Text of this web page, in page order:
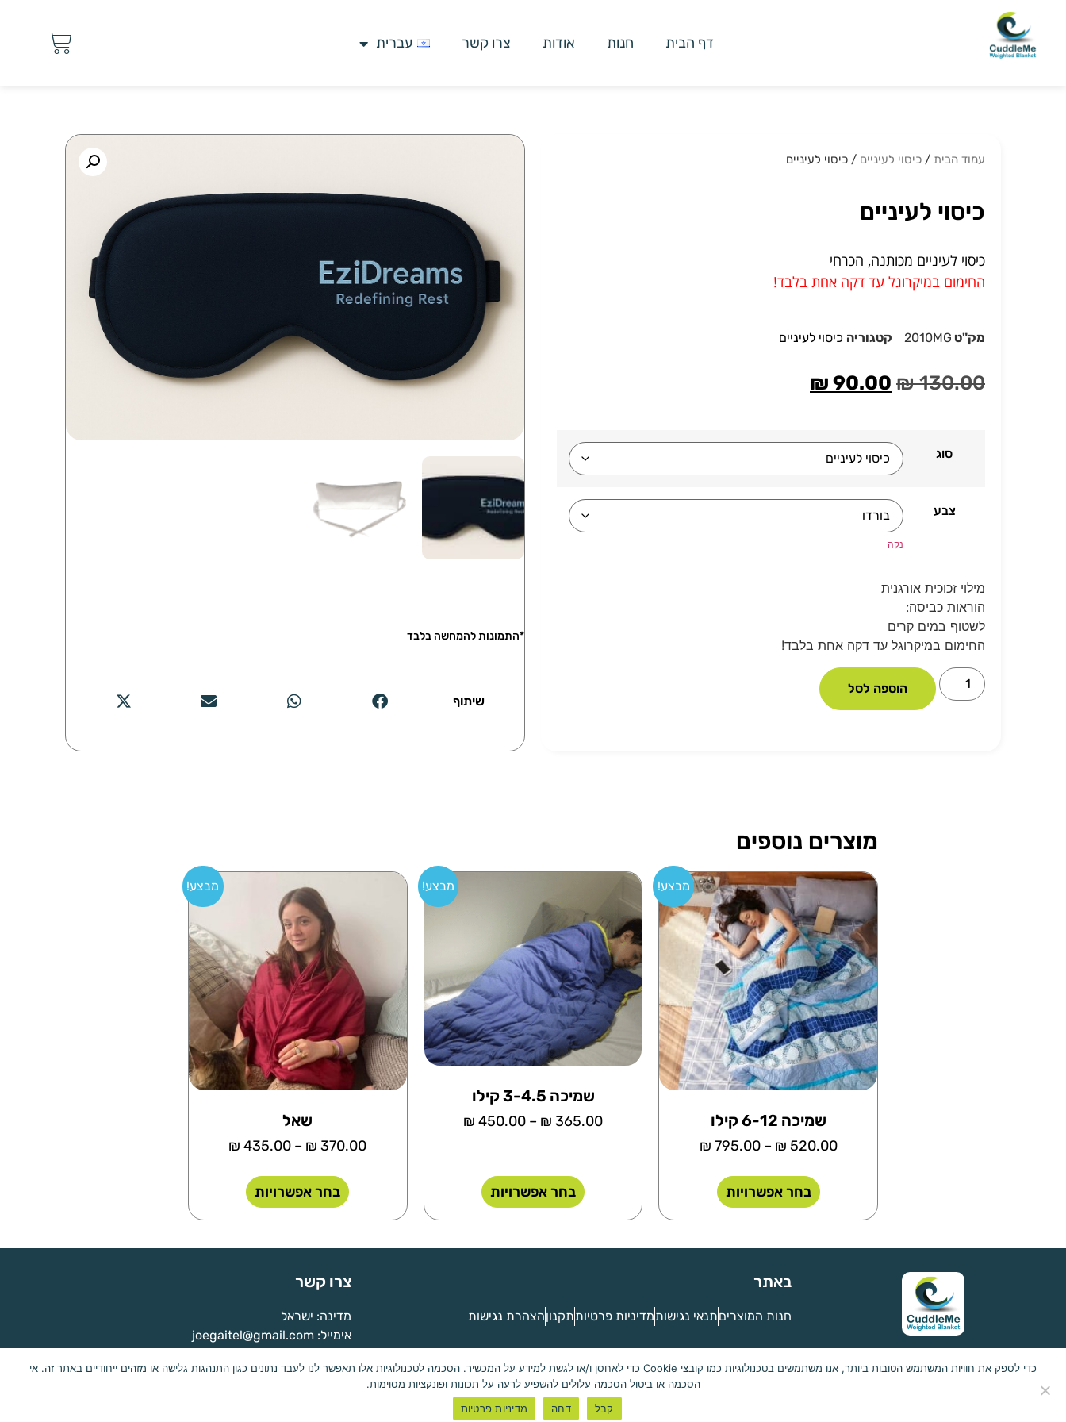
דף הבית חנות אודות צרו קשר עברית
עמוד הבית / כיסוי לעיניים / כיסוי לעיניים
כיסוי לעיניים
כיסוי לעיניים מכותנה, הכרחי
החימום במיקרוגל עד דקה אחת בלבד!
מק"ט 2010MG קטגוריה כיסוי לעיניים
₪130.00
₪ 90.00
סוג
צבע
נקה
מילוי זכוכית אורגנית
הוראות כביסה:
לשטוף במים קרים
החימום במיקרוגל עד דקה אחת בלבד!
הוספה לסל
*התמונות להמחשה בלבד
שיתוף
מוצרים נוספים
מבצע!
שמיכה 6-12 קילו
₪ 520.00
–
₪ 795.00
בחר אפשרויות
מבצע!
שמיכה 3-4.5 קילו
₪ 365.00
–
₪ 450.00
בחר אפשרויות
מבצע!
שאל
₪ 370.00
–
₪ 435.00
בחר אפשרויות
באתר
חנות המוצריםתנאי נגישותמדיניות פרטיותתקנוןהצהרת נגישות
צרו קשר
מדינה: ישראל
אימייל: joegaitel@gmail.com
Cuddleme - שינה מושלמת
כדי לספק את חוויות המשתמש הטובות ביותר, אנו משתמשים בטכנולוגיות כמו קובצי Cookie כדי לאחסן ו/או לגשת למידע על המכשיר. הסכמה לטכנולוגיות אלו תאפשר לנו לעבד נתונים כגון התנהגות גלישה או מזהים ייחודיים באתר זה. אי
הסכמה או ביטול הסכמה עלולים להשפיע לרעה על תכונות ופונקציות מסוימות.
קבל
דחה מדיניות פרטיות